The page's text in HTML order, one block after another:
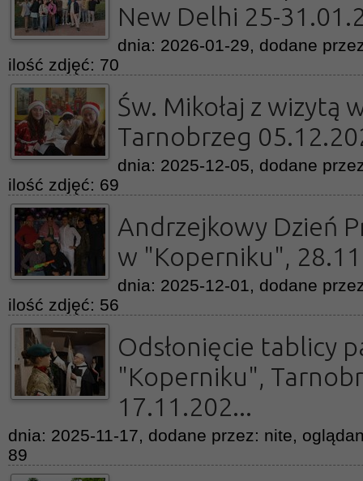
New Delhi 25-
dnia: 2026-01-29, dodane
ilość zdjęć: 70
Św. Mikołaj z wizytą
Tarnobrzeg
dnia: 2025-12-05, dodane
ilość zdjęć: 69
Andrzejkowy Dzień
w "Koperniku",
dnia: 2025-12-01, dodane
ilość zdjęć: 56
Odsłonięcie tablicy
"Koperniku",
17.11.202...
dnia: 2025-11-17, dodane przez: nite,
89